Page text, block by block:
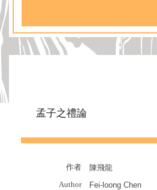
孟子之禮論
作者
陳飛龍
Author
Fei-loong Chen